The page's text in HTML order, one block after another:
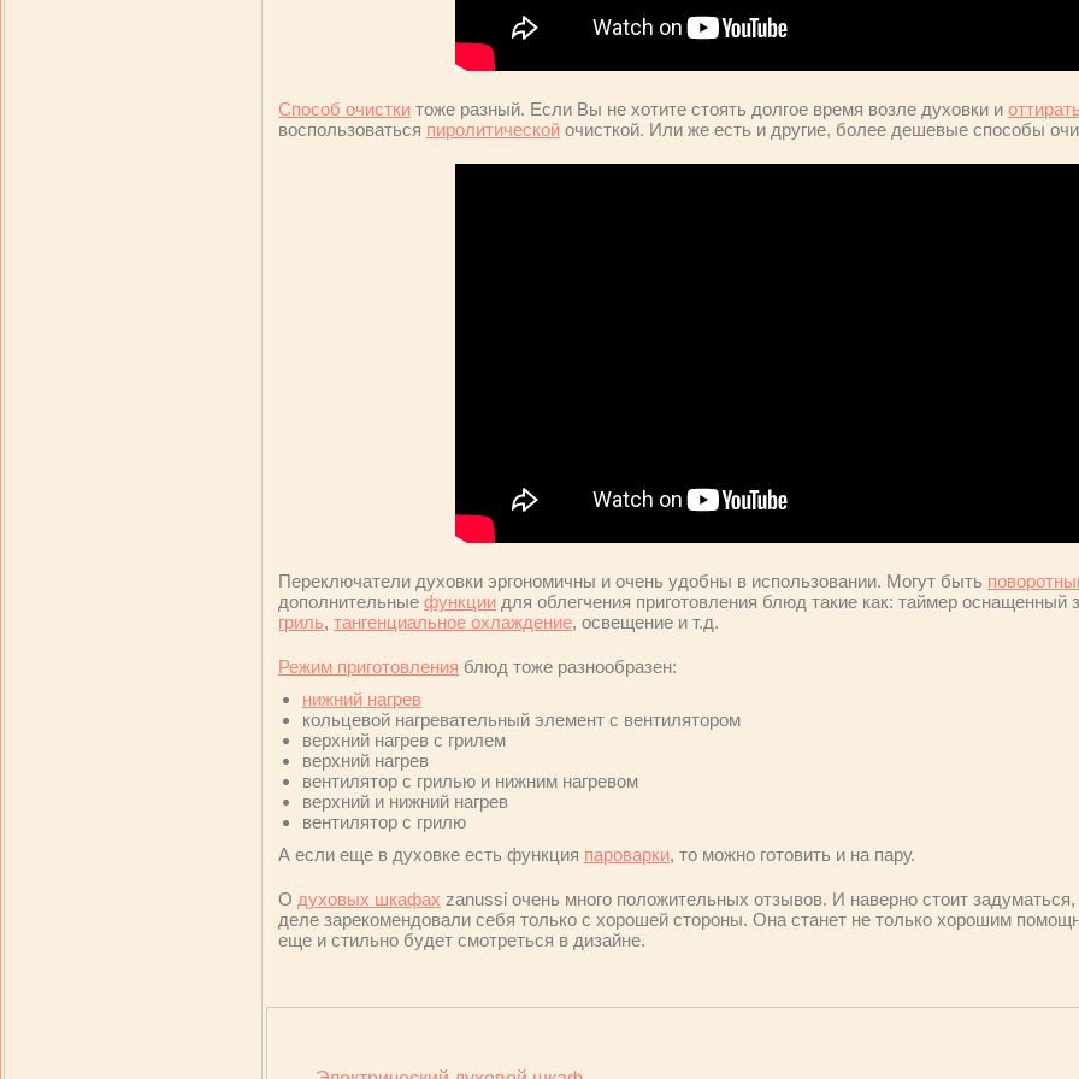
Способ очистки тоже разный. Если Вы не хотите стоять долгое время возле духовки и
воспользоваться пиролитической очисткой. Или же есть и другие, более дешевые способы
Переключатели духовки эргономичны и очень удобны в использовании. Могут быть
дополнительные функции для облегчения приготовления блюд такие как: таймер оснащенный
гриль, тангенциальное охлаждение, освещение и т.д.
Режим приготовления блюд тоже разнообразен:
нижний нагрев
кольцевой нагревательный элемент с вентилятором
верхний нагрев с грилем
верхний нагрев
вентилятор с грилью и нижним нагревом
верхний и нижний нагрев
вентилятор с грилю
А если еще в духовке есть функция пароварки, то можно готовить и на пару.
О духовых шкафах zanussi очень много положительных отзывов. И наверно стоит
деле зарекомендовали себя только с хорошей стороны. Она станет не только хорошим
еще и стильно будет смотреться в дизайне.